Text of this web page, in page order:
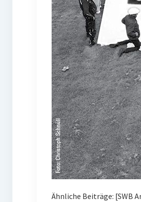
Ähnliche Beiträge: [SWB